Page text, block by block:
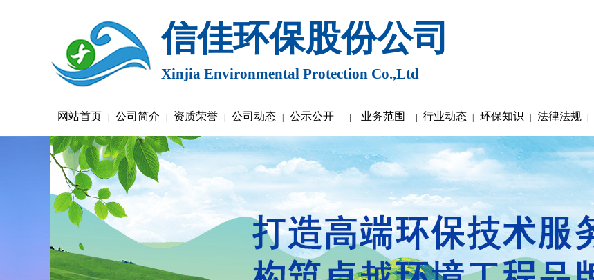
信佳环保股份公司
Xinjia Environmental Protection Co.,Ltd
网站首页 | 公司简介 | 资质荣誉 | 公司动态 | 公示公开 | 业务范围 | 行业动态 | 环保知识 | 法律法规 |